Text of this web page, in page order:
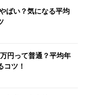
ばい？気になる平均
円って普通？平均年
コツ！